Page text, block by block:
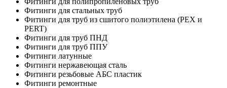
Фитинги для стальных труб
Фитинги для труб из сшитого полиэтилена (PEX и
PERT)
Фитинги для труб ПНД
Фитинги для труб ППУ
Фитинги латунные
Фитинги нержавеющая сталь
Фитинги резьбовые АБС пластик
Фитинги ремонтные